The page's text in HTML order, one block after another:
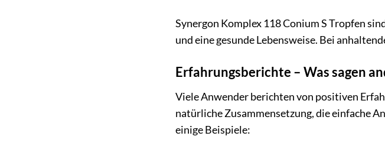
Synergon Komplex 118 Conium S Tropfen
und eine gesunde Lebensweise. Bei
Erfahrungsberichte – Was sagen
Viele Anwender berichten von positiven
natürliche Zusammensetzung, die einfache
einige Beispiele: